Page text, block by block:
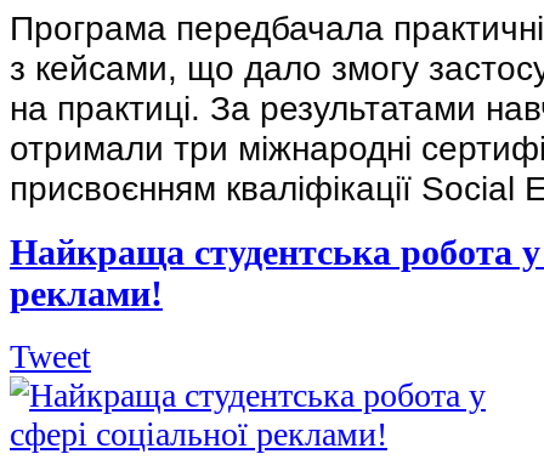
Програма передбачала
з кейсами, що дало змогу
на практиці. За результатами
отримали три міжнародні
присвоєнням кваліфікації
Найкраща студентська робота у
реклами!
Tweet